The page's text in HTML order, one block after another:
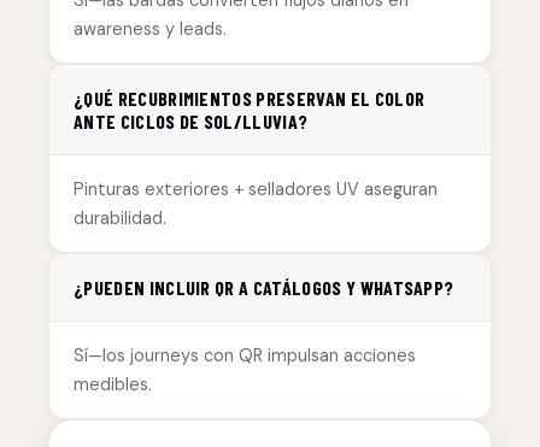
awareness y leads.
¿QUÉ RECUBRIMIENTOS PRESERVAN EL COLOR
ANTE CICLOS DE SOL/LLUVIA?
Pinturas exteriores + selladores UV aseguran
durabilidad.
¿PUEDEN INCLUIR QR A CATÁLOGOS Y WHATSAPP?
Sí—los journeys con QR impulsan acciones
medibles.